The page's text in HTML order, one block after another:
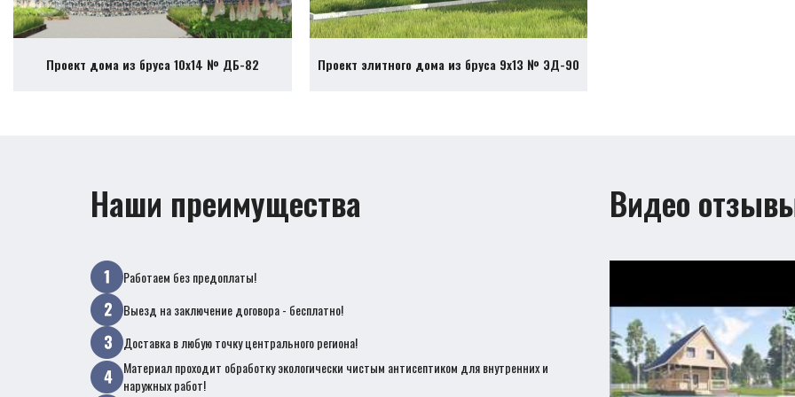
Проект дома из бруса 10х14 № ДБ-82 Проект элитного дома из бруса 9х13 № ЭД-90
Наши преимущества
Работаем без предоплаты!
Выезд на заключение договора - бесплатно!
Доставка в любую точку центрального региона!
Материал проходит обработку экологически чистым антисептиком для внутренних и
наружных работ!
Видео